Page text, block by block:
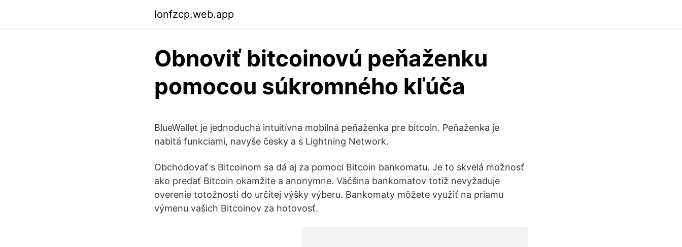
lonfzcp.web.app
Obnoviť bitcoinovú peňaženku
pomocou súkromného kľúča
BlueWallet je jednoduchá intuitívna mobilná peňaženka pre bitcoin. Peňaženka je
nabitá funkciami, navyše česky a s Lightning Network.
Obchodovať s Bitcoinom sa dá aj za pomoci Bitcoin bankomatu. Je to skvelá možnosť
ako predať Bitcoin okamžite a anonymne. Väčšina bankomatov totiž nevyžaduje
overenie totožnosti do určitej výšky výberu. Bankomaty môžete využiť na priamu
výmenu vašich Bitcoinov za hotovosť.